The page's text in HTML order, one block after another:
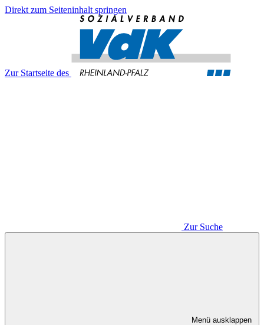
Direkt zum Seiteninhalt springen
Zur Startseite des
Zur Suche
Menü ausklappen